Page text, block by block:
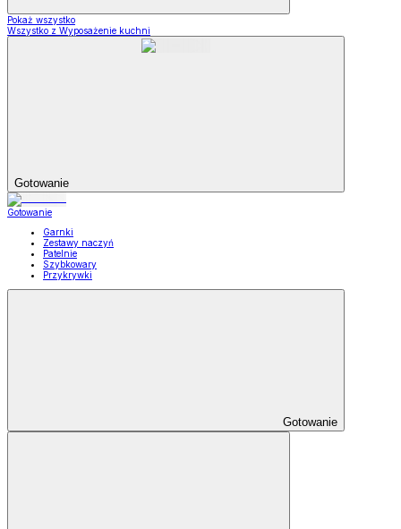
Pokaż wszystko
Wszystko z Wyposażenie kuchni
Gotowanie
Gotowanie
Garnki
Zestawy naczyń
Patelnie
Szybkowary
Przykrywki
Gotowanie